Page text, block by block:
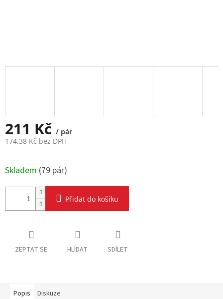
211 Kč / pár
174,38 Kč bez DPH
cena:
Skladem (79 pár)
Přidat do košíku
ZEPTAT SE HLÍDAT SDÍLET
Popis Diskuze